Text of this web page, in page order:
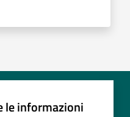
le informazioni